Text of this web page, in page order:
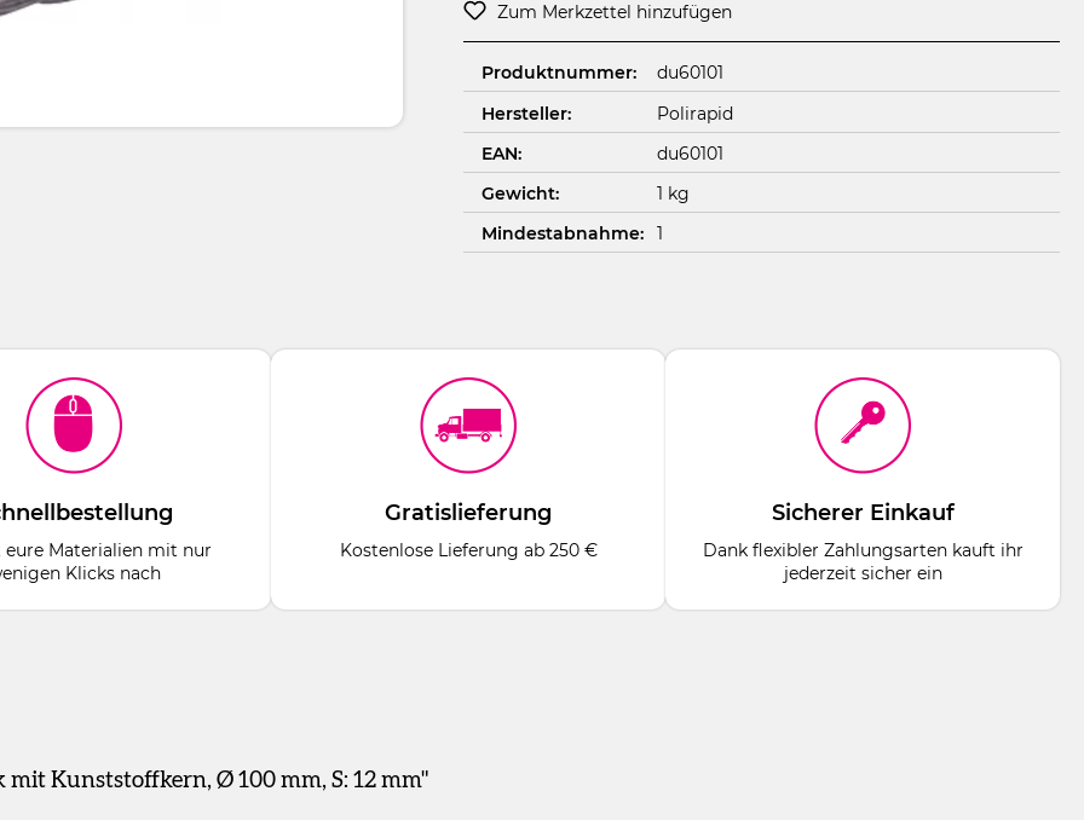
Zum Merkzettel hinzufügen
Produktnummer:
du60101
Hersteller:
Polirapid
EAN:
du60101
Gewicht:
1 kg
Mindestabnahme:
1
eure Materialien mit nur
Klicks nach
Gratislieferung
Kostenlose Lieferung ab 250 €
Sicherer Einkauf
Dank flexibler Zahlungsarten kauft ihr
jederzeit sicher ein
Kunststoffkern, Ø 100 mm, S: 12 mm"